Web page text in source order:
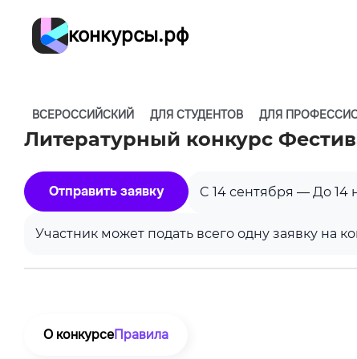
конкурсы.рф
ВСЕРОССИЙСКИЙ ДЛЯ СТУДЕНТОВ ДЛЯ
Литературный конкурс
Отправить заявку C 14 сентября — До 14
Участник может подать всего одну заявку на
О конкурсеПравила